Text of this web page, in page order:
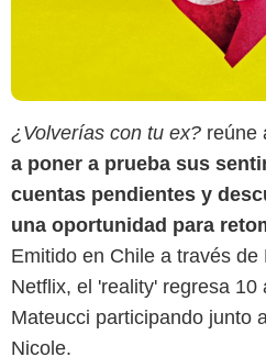
¿Volverías con tu ex? reúne
a poner a prueba sus
cuentas pendientes y
una oportunidad para
Emitido en Chile a través
Netflix, el 'reality' regresa
Mateucci participando junto
Nicole.